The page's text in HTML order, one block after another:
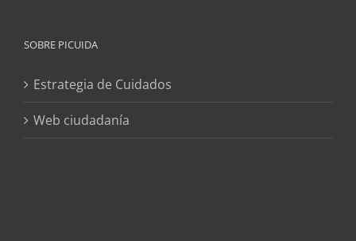
SOBRE PICUIDA
Estrategia de Cuidados
Web ciudadanía